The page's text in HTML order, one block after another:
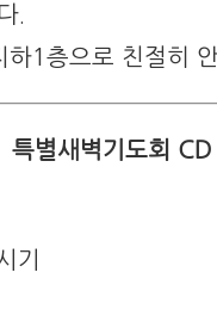
.
1층으로 친절히
특별새벽기도회 CD
기